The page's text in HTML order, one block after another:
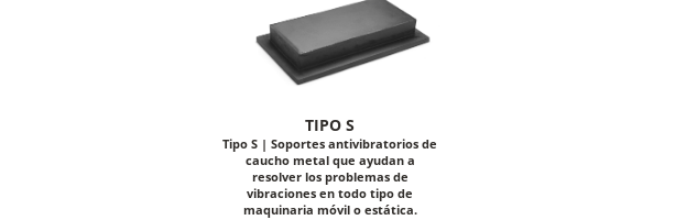
TIPO S
Tipo S | Soportes antivibratorios de
caucho metal que ayudan a
resolver los problemas de
vibraciones en todo tipo de
maquinaria móvil o estática.